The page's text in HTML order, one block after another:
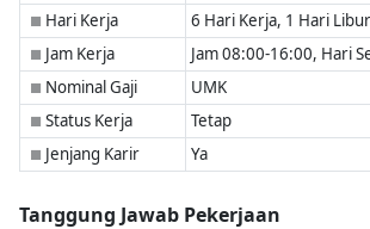
■ Hari Kerja 6 Hari Kerja, 1 Hari Libur
■ Jam Kerja Jam 08:00-16:00, Hari
■ Nominal Gaji UMK
■ Status Kerja Tetap
■ Jenjang Karir Ya
Tanggung Jawab Pekerjaan